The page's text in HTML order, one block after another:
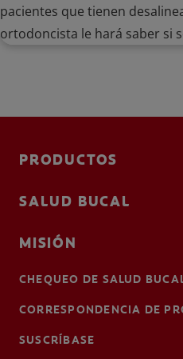
pacientes que tienen
ortodoncista le hará saber si
PRODUCTOS
SALUD BUCAL
MISIÓN
CHEQUEO DE SALUD
CORRESPONDENCIA DE
SUSCRÍBASE